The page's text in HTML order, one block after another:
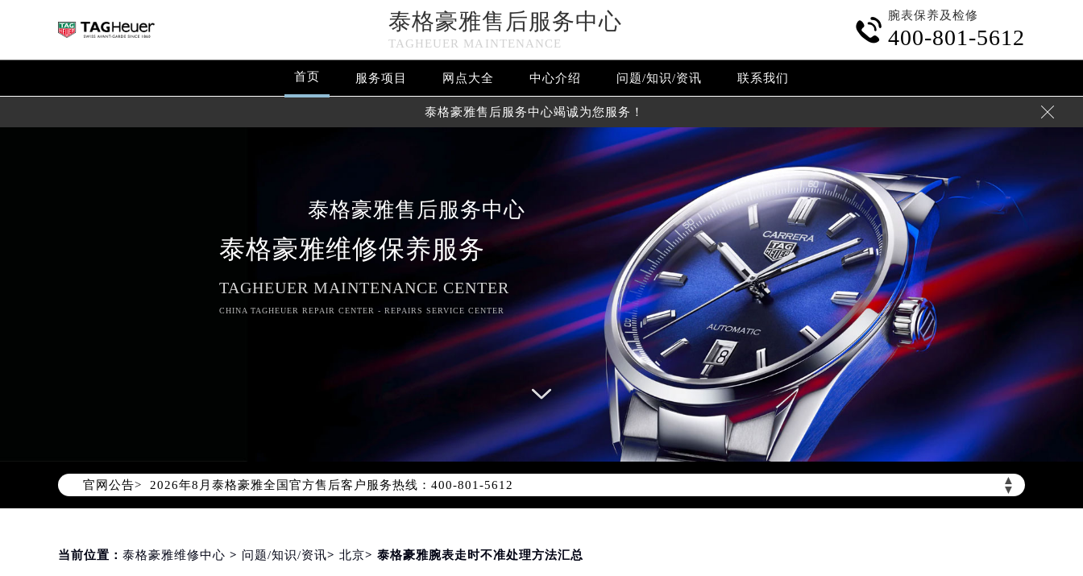
泰格豪雅售后服务中心
TAGHEUER MAINTENANCE

腕表保养及检修
400-801-5612
首页 服务项目 网点大全 中心介绍 问题/知识/资讯 联系我们
泰格豪雅售后服务中心竭诚为您服务！ 
泰格豪雅售后服务中心
泰格豪雅维修保养服务
TAGHEUER MAINTENANCE CENTER
CHINA TAGHEUER REPAIR CENTER - REPAIRS SERVICE CENTER
官网公告> ▲
▼
2026年8月泰格豪雅中国区售后服务网络优化升级公告
2026年8月泰格豪雅全国官方售后客户服务热线：400-801-5612
泰格豪雅官方全国统一服务热线400-801-5612，服务覆盖中国大陆、香港、澳门、台湾全部区域（非大陆需加拨“+86”）
2026年8月泰格豪雅售后服务中心最新网点地址：
北京市东城区东长安街1号东方广场写字楼W3座6层602室（需提前预约）
当前位置： 泰格豪雅维修中心 > 问题/知识/资讯> 北京> 泰格豪雅腕表走时不准处理方法汇总